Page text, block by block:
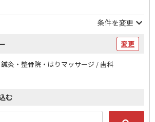
条件を変更
変更
灸・整骨院・はりマッサージ / 歯科
む